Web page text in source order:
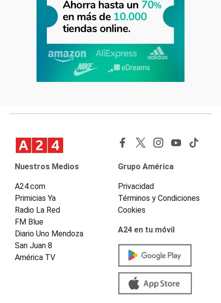
Nuestros Medios
A24.com
Primicias Ya
Radio La Red
FM Blue
Diario Uno Mendoza
San Juan 8
América TV
Grupo América
Privacidad
Términos y Condiciones
Cookies
A24 en tu móvil